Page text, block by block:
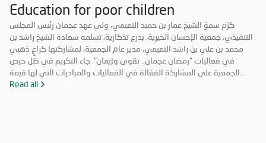
Education for poor children
كرّم سموّ الشيخ عمار بن حميد النعيمي، ولي عهد عجمان رئيس المجلس
التنفيذي، جمعية الإحسان الخيرية، بدرع تذكارية، تسلمه سعادة الشيخ راشد بن
محمد بن علي بن راشد النعيمي، مدير عام الجمعية، لمشاركتها كراعٍ ذهبي
في فعاليات "رمضان عجمان.. تقوى وإيمان". جاء التكريم في ظل حرص
الجمعية على المشاركة الفعّالة في الفعاليات والمبادرات التي لها قيمة
مضافة تعود على المجتمع بالخير والنفع، وهو ما تتميز به فعاليات "رمضان
Read all